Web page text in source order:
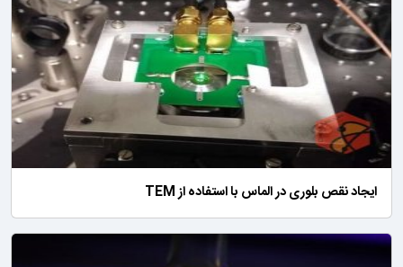
ایجاد نقص بلوری در الماس با استفاده از TEM